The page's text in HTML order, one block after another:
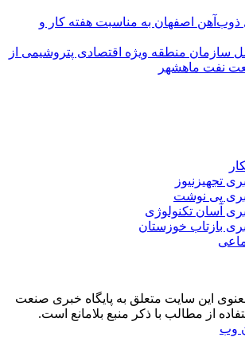
ذوب‌آهن اصفهان به مناسبت هفته کار و
سازمان منطقه ویژه اقتصادی پتروشیمی از
نفت ماهشهر
تجهیزنیوز
پی نوشت
آسان تکنولوژی
بازتاب خوزستان
این سایت متعلق به پایگاه خبری صنعت
از مطالب با ذکر منبع بلامانع است.
وب